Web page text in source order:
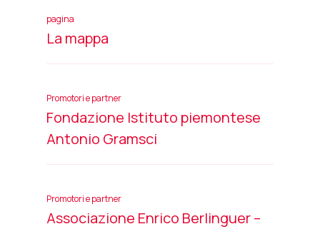
pagina
La mappa
Promotori e partner
Fondazione Istituto piemontese
Antonio Gramsci
Promotori e partner
Associazione Enrico Berlinguer –